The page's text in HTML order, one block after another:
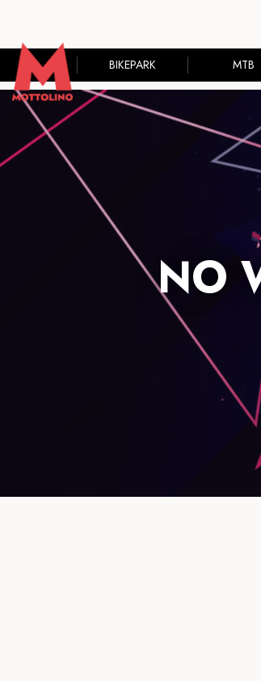
BIKEPARK MTB
NO